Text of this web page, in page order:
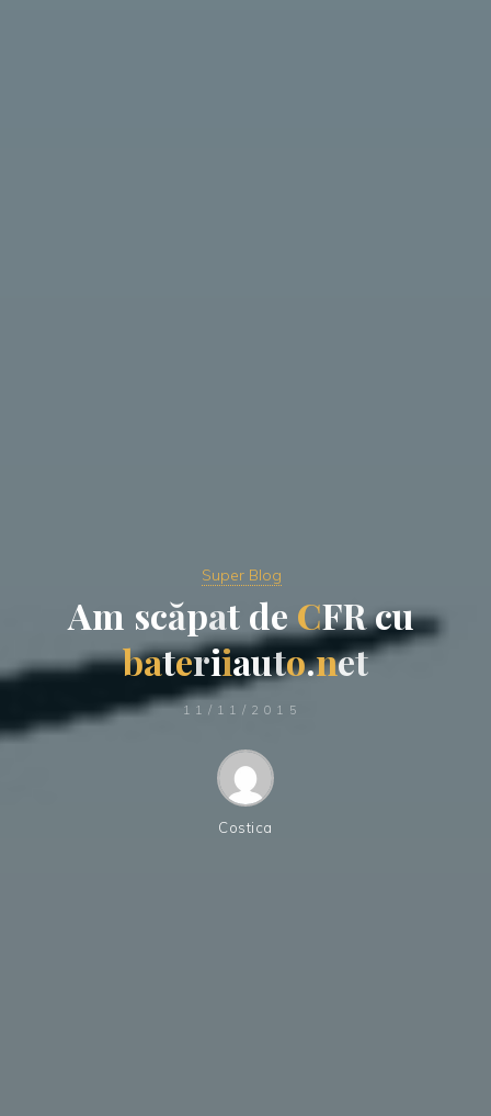
Super Blog
Am scăpat de CFRcu
bateriiauto.net
11/11/2015
Costica